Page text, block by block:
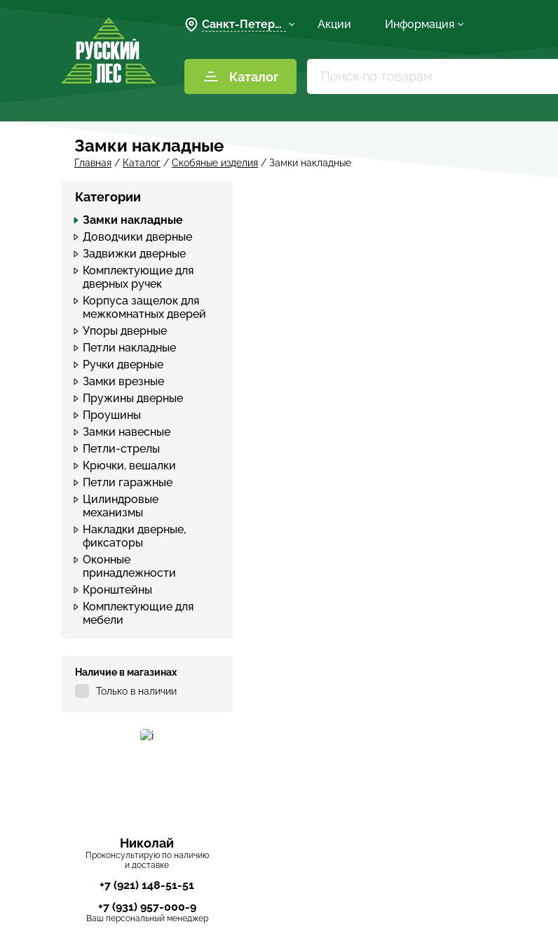
Санкт-Петербург Акции Информация
Каталог
Замки накладные
Главная / Каталог / Скобяные изделия / Замки накладные
Категории
Замки накладные
Доводчики дверные
Задвижки дверные
Комплектующие для
дверных ручек
Корпуса защелок для
межкомнатных дверей
Упоры дверные
Петли накладные
Ручки дверные
Замки врезные
Пружины дверные
Проушины
Замки навесные
Петли-стрелы
Крючки, вешалки
Петли гаражные
Цилиндровые
механизмы
Накладки дверные,
фиксаторы
Оконные
принадлежности
Кронштейны
Комплектующие для
мебели
Наличие в магазинах
Только в наличии
Николай
Проконсультирую по наличию
и доставке
+7 (921) 148-51-51
+7 (931) 957-000-9
Ваш персональный менеджер